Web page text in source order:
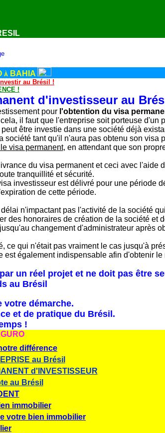
à BAHIA
au Brésil !
!
d'investisseur au
pour l'obtention du visa
il faut que l'entreprise soit porteuse d'un
être investie dans une société déjà
tant qu'il n'aura pas obtenu son visa
visa permanent, en attendant que son
du visa permanent et ceci avec l'aide
tranquillité et sécurité.
investisseur est délivré pour une période
de cette période.
n'impactant pas l'activité de la société
des honoraires de création de la société et
changement d'administrateur après
qui n'était pas vraiment le cas jusqu'à
également indispensable afin d'obtenir
un réel projetet ne doit pas être
au Brésil
votre démarche.
et de pratique du Brésil.
!
différence
au Brésil
d'INVESTISSEUR
au Brésil
immobilier
votre bien immobilier